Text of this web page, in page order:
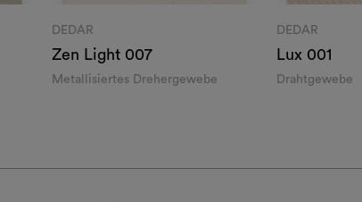
DEDAR
Zen Light 007
Metallisiertes Drehergewebe
DEDAR
Lux 001
Drahtgewebe